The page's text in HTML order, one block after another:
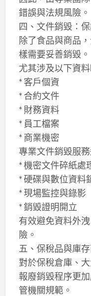
錯誤與法規風險。
四、文件銷毀：
除了食品與商品
樣需要妥善銷毀。
尤其涉及以下資
* 客戶個資
* 合約文件
* 財務資料
* 員工檔案
* 商業機密
專業文件銷毀服務
* 機密文件碎紙處
* 硬碟與數位資料
* 現場監控與錄影
* 銷毀證明開立
有效避免資料外
險。
五、保稅品與庫
對於保稅倉庫、
報廢銷毀程序更
管機關規範。